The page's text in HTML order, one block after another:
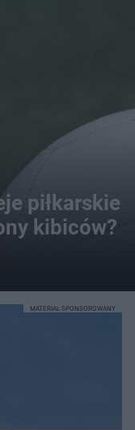
piłkarskie
kibiców?
MATERIAŁ SPONSOROWANY